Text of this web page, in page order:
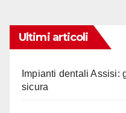
Ultimi articoli
Impianti dentali Assisi:
sicura